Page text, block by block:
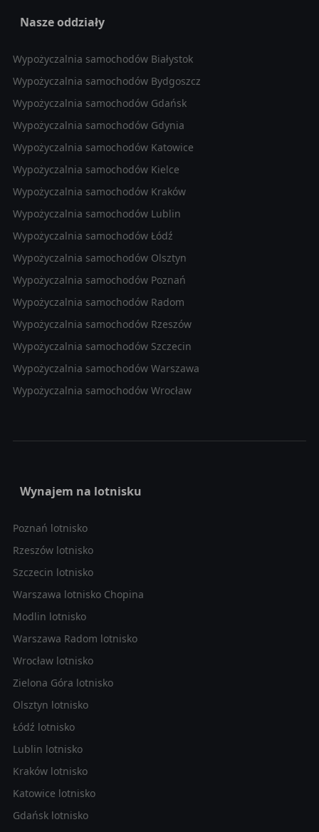
Nasze oddziały
Wypożyczalnia samochodów Białystok
Wypożyczalnia samochodów Bydgoszcz
Wypożyczalnia samochodów Gdańsk
Wypożyczalnia samochodów Gdynia
Wypożyczalnia samochodów Katowice
Wypożyczalnia samochodów Kielce
Wypożyczalnia samochodów Kraków
Wypożyczalnia samochodów Lublin
Wypożyczalnia samochodów Łódź
Wypożyczalnia samochodów Olsztyn
Wypożyczalnia samochodów Poznań
Wypożyczalnia samochodów Radom
Wypożyczalnia samochodów Rzeszów
Wypożyczalnia samochodów Szczecin
Wypożyczalnia samochodów Warszawa
Wypożyczalnia samochodów Wrocław
Wynajem na lotnisku
Poznań lotnisko
Rzeszów lotnisko
Szczecin lotnisko
Warszawa lotnisko Chopina
Modlin lotnisko
Warszawa Radom lotnisko
Wrocław lotnisko
Zielona Góra lotnisko
Olsztyn lotnisko
Łódź lotnisko
Lublin lotnisko
Kraków lotnisko
Katowice lotnisko
Gdańsk lotnisko